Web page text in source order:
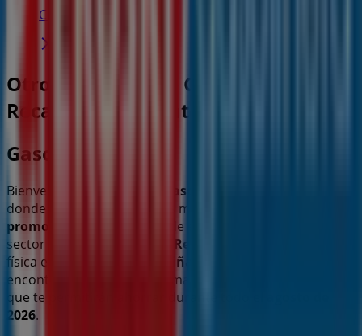
Cerrado
Otros negocios de Coches, Motos y
Recambios en Santurtzi
Gasolinera Eroski
Bienvenido a la tienda de Gasolinera Eroski
donde podrás descubrir las mejores
promociones
de esta destacada marca del
sector de
Coches, Motos y Recambios
física está ubicada en
Las viñas 18
encontrarás una amplia gama de productos de calidad
que te permitirán ahorrar durante todo el
2026.